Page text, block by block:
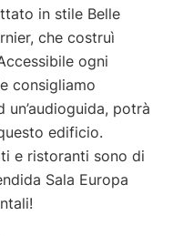
in stile Belle
che costruì
ogni
consigliamo
potrà
edificio.
e ristoranti sono di
Sala Europa